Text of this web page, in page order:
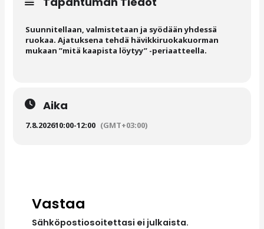
Suunnitellaan, valmistetaan ja syödään yhdessä
ruokaa. Ajatuksena tehdä hävikkiruokakuorman
mukaan ”mitä kaapista löytyy” -periaatteella.
Aika
7.8.202610:00-12:00 (GMT+03:00)
Vastaa
Sähköpostiosoitettasi ei julkaista.